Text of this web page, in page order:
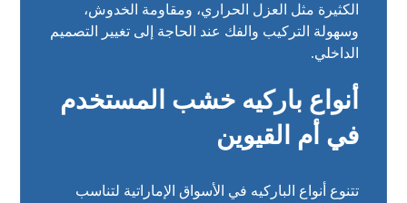
الكثيرة مثل العزل الحراري، ومقاومة الخدوش،
وسهولة التركيب والفك عند الحاجة إلى تغيير التصميم
الداخلي.
أنواع باركيه خشب المستخدم
في أم القيوين
تتنوع أنواع الباركيه في الأسواق الإماراتية لتناسب